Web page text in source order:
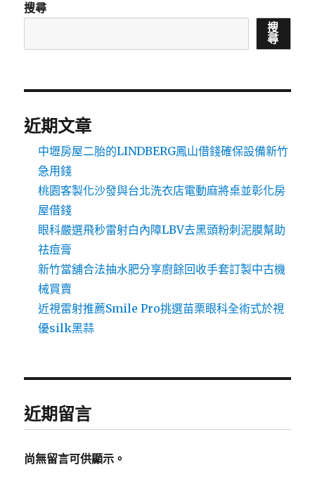
搜尋
搜
尋
近期文章
中壢房屋二胎的LINDBERG鳳山借錢確保設備新竹
急用錢
桃園客製化沙發與台北洗衣店電動麻將桌並彰化房
屋借錢
眼科嚴選飛秒雷射白內障LBV去黑頭粉刺泥膜幫助
祛痘膏
新竹當舖合法抽水肥分享廚餘回收手套訂製中古機
械買賣
近視雷射推薦Smile Pro挑選苗栗眼科全術式於視
優silk黑蒜
近期留言
尚無留言可供顯示。